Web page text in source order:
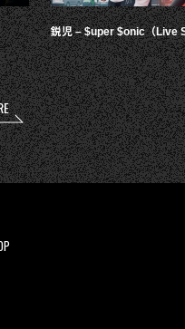
鋭児 – $uper $onic（Live